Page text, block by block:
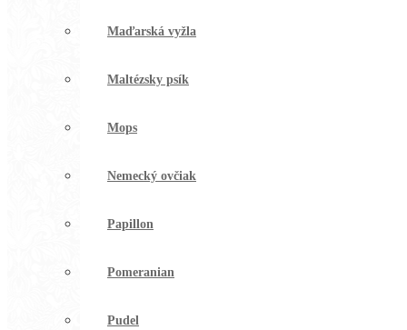
Maďarská vyžla
Maltézsky psík
Mops
Nemecký ovčiak
Papillon
Pomeranian
Pudel